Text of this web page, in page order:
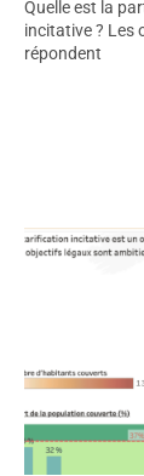
Quelle est la
incitative ? Les
répondent